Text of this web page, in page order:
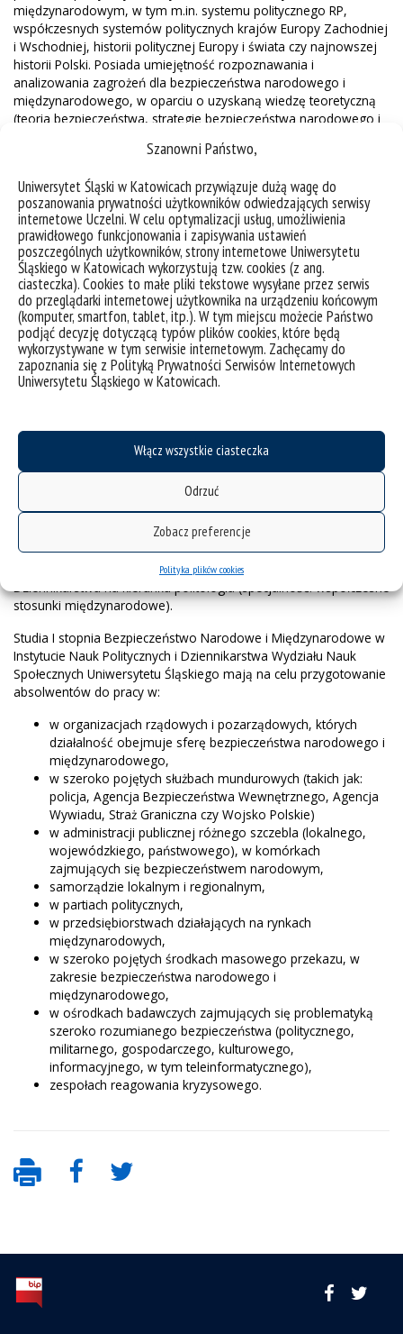
Szanowni Państwo,
Uniwersytet Śląski w Katowicach przywiązuje dużą wagę do
poszanowania prywatności użytkowników odwiedzających serwisy
internetowe Uczelni. W celu optymalizacji usług, umożliwienia
prawidłowego funkcjonowania i zapisywania ustawień
poszczególnych użytkowników, strony internetowe Uniwersytetu
Śląskiego w Katowicach wykorzystują tzw. cookies (z ang.
ciasteczka). Cookies to małe pliki tekstowe wysyłane przez serwis
do przeglądarki internetowej użytkownika na urządzeniu końcowym
(komputer, smartfon, tablet, itp.). W tym miejscu możecie Państwo
podjąć decyzję dotyczącą typów plików cookies, które będą
wykorzystywane w tym serwisie internetowym. Zachęcamy do
zapoznania się z Polityką Prywatności Serwisów Internetowych
Uniwersytetu Śląskiego w Katowicach.
Włącz wszystkie ciasteczka
Odrzuć
Zobacz preferencje
Polityka plików cookies
międzynarodowym, w tym m.in. systemu politycznego RP,
współczesnych systemów politycznych krajów Europy Zachodniej
i Wschodniej, historii politycznej Europy i świata czy najnowszej
historii Polski. Posiada umiejętność rozpoznawania i
analizowania zagrożeń dla bezpieczeństwa narodowego i
międzynarodowego, w oparciu o uzyskaną wiedzę teoretyczną
(teoria bezpieczeństwa, strategie bezpieczeństwa narodowego i
prawo wojny i konfliktów zbrojnych), jak i praktyczną (konflikty
rola sił zbrojnych w systemie bezpieczeństwa państwa, służby
specjalne w systemie bezpieczeństwa państwa, przestępczość
transnarodowa i sposoby jej zwalczania). Zna specyfikę polityk
bezpieczeństwa wybranych podmiotów międzynarodowych (nie
tylko Polski, ale także wybranych państw europejskich i
pozaeuropejskich). Absolwent Bezpieczeństwa Narodowego i
Międzynarodowego rozpoznaje i rozumie istotę radykalnych
ideologii jako wyzwania dla członków społeczności
międzynarodowej (radykalne doktryny polityczne,
fundamentalizm islamski, terroryzm jako zagrożenie dla
bezpieczeństwa narodowego i międzynarodowego, cywilizacyjne
i kulturowe aspekty bezpieczeństwa), jak i zna praktyczne
komponent systemu bezpieczeństwa państwa, zwalczanie
przestępczości zorganizowanej, system więziennictwa).
Absolwent jest przygotowany do podjęcia pracy zawodowej a
także kontynuowania nauki na studiach II stopnia. Absolwenci
studiów pierwszego stopnia Bezpieczeństwo Narodowe i
Międzynarodowe mogą uzyskać dodatkowe wykształcenie z
zakresu bezpieczeństwa i stosunków międzynarodowych w
ramach studiów II stopnia w Instytucie Nauk Politycznych i
Dziennikarstwa na kierunku politologia (specjalność: współczesne
stosunki międzynarodowe).
Studia I stopnia Bezpieczeństwo Narodowe i Międzynarodowe w
Instytucie Nauk Politycznych i Dziennikarstwa Wydziału Nauk
Społecznych Uniwersytetu Śląskiego mają na celu przygotowanie
absolwentów do pracy w:
w organizacjach rządowych i pozarządowych, których
działalność obejmuje sferę bezpieczeństwa narodowego i
międzynarodowego,
w szeroko pojętych służbach mundurowych (takich jak:
policja, Agencja Bezpieczeństwa Wewnętrznego, Agencja
Wywiadu, Straż Graniczna czy Wojsko Polskie)
w administracji publicznej różnego szczebla (lokalnego,
wojewódzkiego, państwowego), w komórkach
zajmujących się bezpieczeństwem narodowym,
samorządzie lokalnym i regionalnym,
w partiach politycznych,
w przedsiębiorstwach działających na rynkach
międzynarodowych,
w szeroko pojętych środkach masowego przekazu, w
zakresie bezpieczeństwa narodowego i
międzynarodowego,
w ośrodkach badawczych zajmujących się problematyką
szeroko rozumianego bezpieczeństwa (politycznego,
militarnego, gospodarczego, kulturowego,
informacyjnego, w tym teleinformatycznego),
zespołach reagowania kryzysowego.